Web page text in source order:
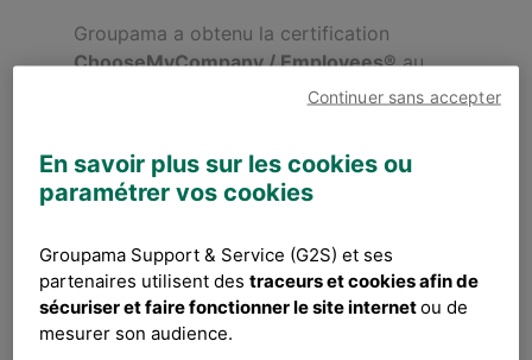
Groupama a obtenu la certification
ChooseMyCompany / Employees®au
, en France et à l’international.
travail de qualité et d’une expérience
collaborateur positive.
Attribuée par ChooseMyCompany, cette
certification repose sur les excellents
résultats du baromètre d’opinionGroupe
2025. Les collaborateurs et
En savoir plus sur les cookies ou
paramétrer vos cookies
Groupama Support & Service (G2S) et ses
partenaires utilisent destraceurs et cookies afin de
sécuriser et faire fonctionner le site internetou de
mesurer son audience.
Continuer sans accepter